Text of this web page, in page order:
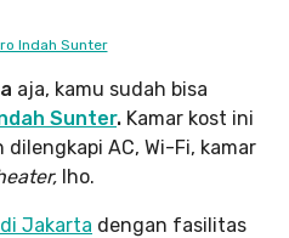
Indah Sunter
aja, kamu sudah bisa
Sunter. Kamar kost ini
dilengkapi AC, Wi-Fi, kamar
lho.
Jakarta dengan fasilitas